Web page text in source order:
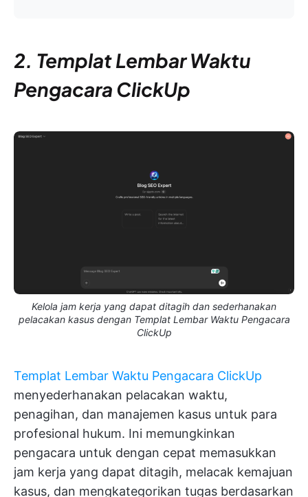
2. Templat Lembar Waktu
Pengacara ClickUp
Kelola jam kerja yang dapat ditagih dan sederhanakan
pelacakan kasus dengan Templat Lembar Waktu Pengacara
ClickUp
Templat Lembar Waktu Pengacara ClickUp
menyederhanakan pelacakan waktu,
penagihan, dan manajemen kasus untuk para
profesional hukum. Ini memungkinkan
pengacara untuk dengan cepat memasukkan
jam kerja yang dapat ditagih, melacak kemajuan
kasus, dan mengkategorikan tugas berdasarkan